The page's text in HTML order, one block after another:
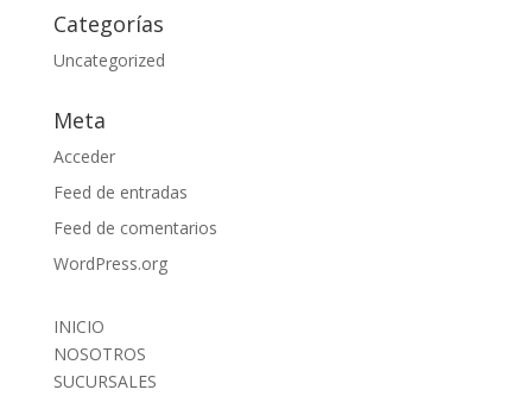
Categorías
Uncategorized
Meta
Acceder
Feed de entradas
Feed de comentarios
WordPress.org
INICIO
NOSOTROS
SUCURSALES